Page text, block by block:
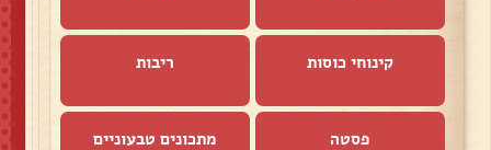
קינוחי כוסות ריבות
פסטה מתכונים טבעוניים